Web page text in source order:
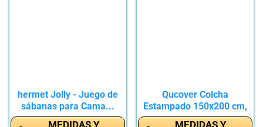
hermet Jolly - Juego de
sábanas para Cama...
MEDIDAS Y
Qucover Colcha
Estampado 150x200 cm,
Colchas Cama...
MEDIDAS Y